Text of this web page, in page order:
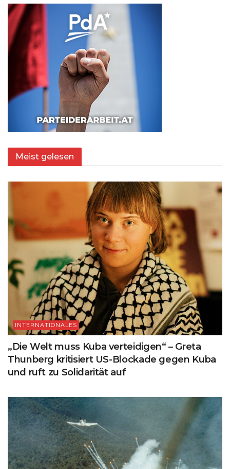
Meist gelesen
INTERNATIONALES
„Die Welt muss Kuba verteidigen“ – Greta
Thunberg kritisiert US-Blockade gegen Kuba
und ruft zu Solidarität auf